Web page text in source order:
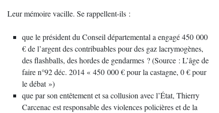
Leur mémoire vacille. Se rappellent-ils :
que le président du Conseil départemental a engagé 450 000
€ de l’argent des contribuables pour des gaz lacrymogènes,
des flashballs, des hordes de gendarmes ? (Source : L’âge de
faire n°92 déc. 2014 « 450 000 € pour la castagne, 0 € pour
le débat »)
que par son entêtement et sa collusion avec l’État, Thierry
Carcenac est responsable des violences policières et de la